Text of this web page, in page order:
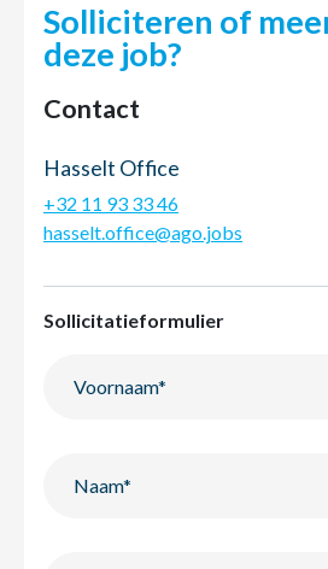
Solliciteren of
deze job?
Contact
Hasselt Office
+32 11 93 33 46
hasselt.office@ago.jobs
Sollicitatieformulier